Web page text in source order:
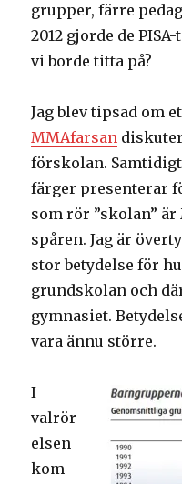
grupper, färre
2012 gjorde de
vi borde titta på?
Jag blev tipsad om
MMAfarsan
förskolan.
färger presenterar
som rör ”skolan”
spåren. Jag är
stor betydelse för
grundskolan och
gymnasiet.
vara ännu större.
I
valrör
elsen
kom